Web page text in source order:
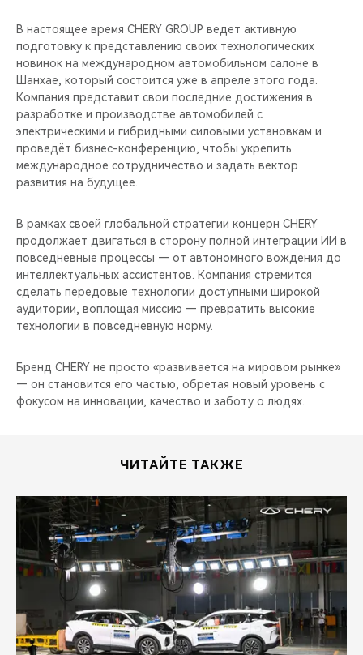
В настоящее время CHERY GROUP ведет активную
подготовку к представлению своих технологических
новинок на международном автомобильном салоне в
Шанхае, который состоится уже в апреле этого года.
Компания представит свои последние достижения в
разработке и производстве автомобилей с
электрическими и гибридными силовыми установкам и
проведёт бизнес-конференцию, чтобы укрепить
международное сотрудничество и задать вектор
развития на будущее.
В рамках своей глобальной стратегии концерн CHERY
продолжает двигаться в сторону полной интеграции ИИ в
повседневные процессы — от автономного вождения до
интеллектуальных ассистентов. Компания стремится
сделать передовые технологии доступными широкой
аудитории, воплощая миссию — превратить высокие
технологии в повседневную норму.
Бренд CHERY не просто «развивается на мировом рынке»
— он становится его частью, обретая новый уровень с
фокусом на инновации, качество и заботу о людях.
ЧИТАЙТЕ ТАКЖЕ